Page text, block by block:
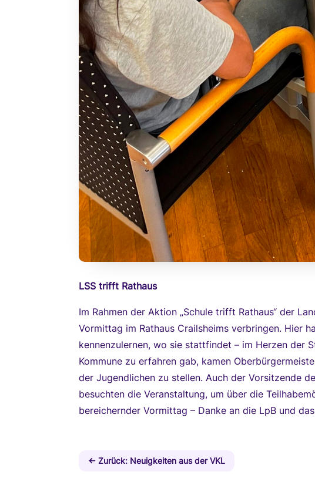
LSS trifft Rathaus
Im Rahmen der Aktion „Schule trifft Rathaus“ der
Vormittag im Rathaus Crailsheims verbringen. Hier
kennenzulernen, wo sie stattfindet – im Herzen der
Kommune zu erfahren gab, kamen
der Jugendlichen zu stellen. Auch der Vorsitzende
besuchten die Veranstaltung, um über die
bereichernder Vormittag – Danke an die LpB und
←Zurück: Neuigkeiten aus der VKL